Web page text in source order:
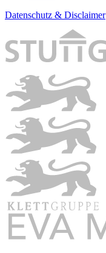
Datenschutz & Disclaimer